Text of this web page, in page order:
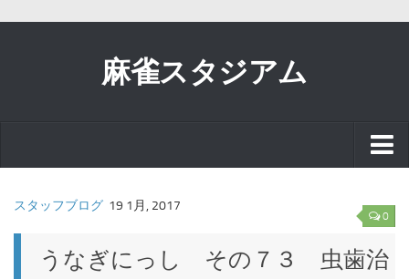
麻雀スタジアム
スタッフブログ
お知らせ
0
スタッフブログ 19 1月, 2017
うなぎにっし その７３ 虫歯治